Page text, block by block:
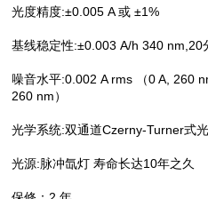
光度精度:±0.005 A 或 ±1%
基线稳定性:±0.003 A/h 340 nm,20
噪音水平:0.002 A rms （0 A, 260
260 nm）
光学系统:双通道Czerny-Turner式
光源:脉冲氙灯 寿命长达10年之久